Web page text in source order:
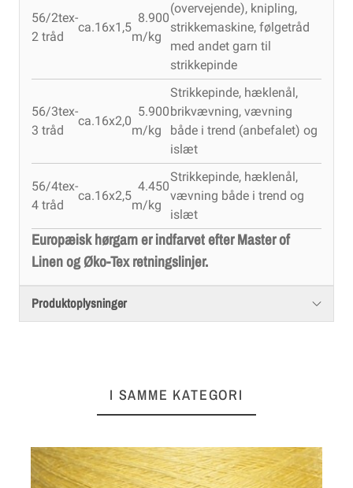
56/2tex-
2 tråd
ca.16x1,5
8.900
m/kg
(overvejende), knipling,
strikkemaskine, følgetråd
med andet garn til
strikkepinde
56/3tex-
3 tråd
ca.16x2,0
5.900
m/kg
Strikkepinde, hæklenål,
brikvævning, vævning
både i trend (anbefalet) og
islæt
56/4tex-
4 tråd
ca.16x2,5
4.450
m/kg
Strikkepinde, hæklenål,
vævning både i trend og
islæt
Europæisk hørgarn er indfarvet efter Master of
Linen og Øko-Tex retningslinjer.
Produktoplysninger
I SAMME KATEGORI